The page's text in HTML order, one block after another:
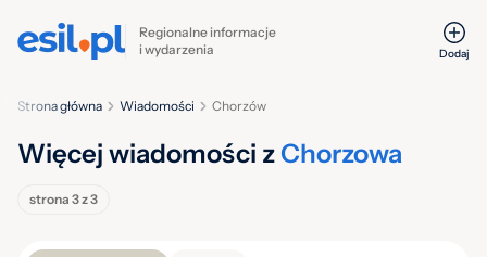
Regionalne informacje
i wydarzenia
Dodaj
Chorzów
Wiadomości
Strona główna
Więcej wiadomości z Chorzowa
strona 3 z 3